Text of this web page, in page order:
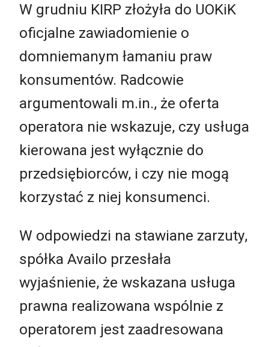
W grudniu KIRP złożyła do UOKiK
oficjalne zawiadomienie o
domniemanym łamaniu praw
konsumentów. Radcowie
argumentowali m.in., że oferta
operatora nie wskazuje, czy usługa
kierowana jest wyłącznie do
przedsiębiorców, i czy nie mogą
korzystać z niej konsumenci.
W odpowiedzi na stawiane zarzuty,
spółka Availo przesłała
wyjaśnienie, że wskazana usługa
prawna realizowana wspólnie z
operatorem jest zaadresowana